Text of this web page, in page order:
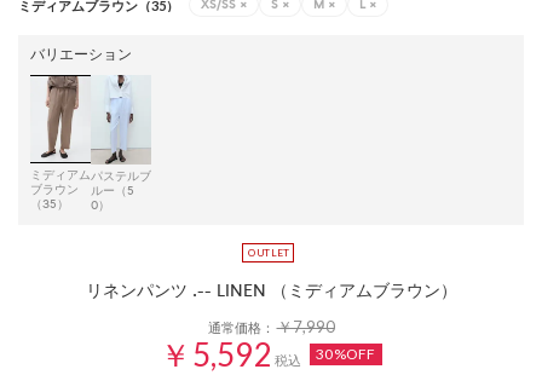
ミディアムブラウン（35） XS/SS × S × M × L ×
バリエーション
ミディアム
ブラウン
（35）
パステルブ
ルー（5
0）
リネンパンツ .-- LINEN （ミディアムブラウン）
通常価格：￥7,990
￥5,592 税込 30%OFF